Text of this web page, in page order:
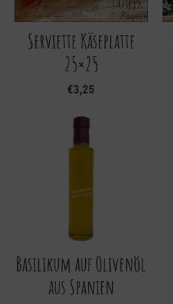
Serviette Käseplatte
25×25
€3,25
Basilikum auf Olivenöl
aus Spanien